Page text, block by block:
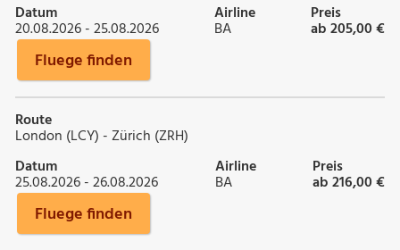
Datum
20.08.2026 - 25.08.2026
Airline
BA
Preis
ab 205,00 €
Fluege finden
Route
London (LCY) - Zürich (ZRH)
Datum
25.08.2026 - 26.08.2026
Airline
BA
Preis
ab 216,00 €
Fluege finden